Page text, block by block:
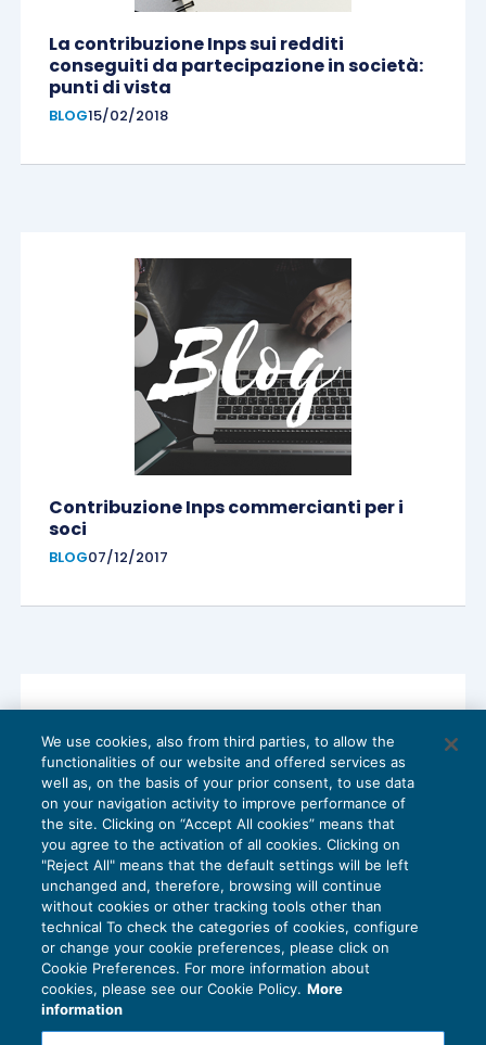
La contribuzione Inps sui redditi
conseguiti da partecipazione in società:
punti di vista
BLOG15/02/2018
Contribuzione Inps commercianti per i
soci
BLOG07/12/2017
Il compenso dell’amministratore può
essere espropriato per intero: giustizia è
(s)fatta?
SPECIALI DELLA SETTIMANA29/03/2017
Privacy Policy
Cookie Policy
We use cookies, also from third parties, to allow the
functionalities of our website and offered services as
well as, on the basis of your prior consent, to use data
on your navigation activity to improve performance of
the site. Clicking on “Accept All cookies” means that
you agree to the activation of all cookies. Clicking on
"Reject All" means that the default settings will be left
unchanged and, therefore, browsing will continue
without cookies or other tracking tools other than
technical To check the categories of cookies, configure
or change your cookie preferences, please click on
Cookie Preferences. For more information about
cookies, please see our Cookie Policy. More
information